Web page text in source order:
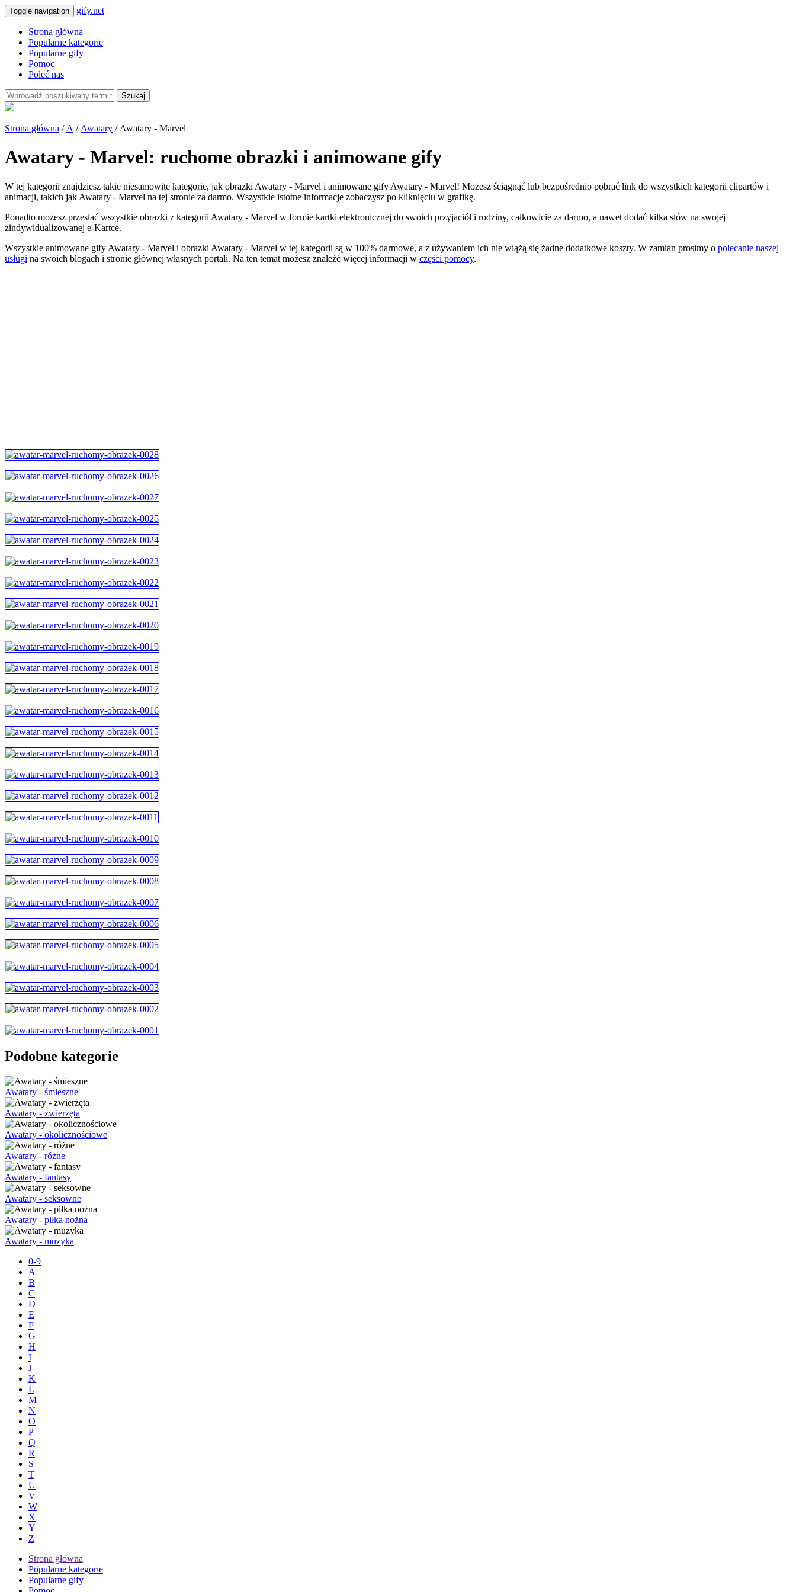
Toggle navigation gify.net
Strona główna
Popularne kategorie
Popularne gify
Pomoc
Poleć nas
Szukaj
Strona główna / A / Awatary / Awatary - Marvel
Awatary - Marvel: ruchome obrazki i animowane gify
W tej kategorii znajdziesz takie niesamowite kategorie, jak obrazki Awatary - Marvel i animowane gify Awatary - Marvel! Możesz ściągnąć lub bezpośrednio pobrać link do wszystkich kategorii clipartów i
animacji, takich jak Awatary - Marvel na tej stronie za darmo. Wszystkie istotne informacje zobaczysz po kliknięciu w grafikę.
Ponadto możesz przesłać wszystkie obrazki z kategorii Awatary - Marvel w formie kartki elektronicznej do swoich przyjaciół i rodziny, całkowicie za darmo, a nawet dodać kilka słów na swojej
zindywidualizowanej e-Kartce.
Wszystkie animowane gify Awatary - Marvel i obrazki Awatary - Marvel w tej kategorii są w 100% darmowe, a z używaniem ich nie wiążą się żadne dodatkowe koszty. W zamian prosimy o polecanie naszej
usługi na swoich blogach i stronie głównej własnych portali. Na ten temat możesz znaleźć więcej informacji w części pomocy.
Podobne kategorie
Awatary - śmieszne
Awatary - zwierzęta
Awatary - okolicznościowe
Awatary - różne
Awatary - fantasy
Awatary - seksowne
Awatary - piłka nożna
Awatary - muzyka
0-9
A
B
C
D
E
F
G
H
I
J
K
L
M
N
O
P
Q
R
S
T
U
V
W
X
Y
Z
Strona główna
Popularne kategorie
Popularne gify